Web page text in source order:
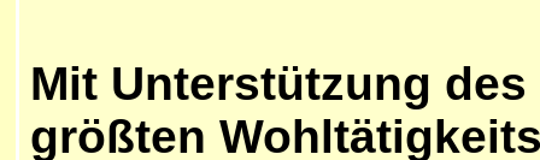
Mit Unterstützung des
größten